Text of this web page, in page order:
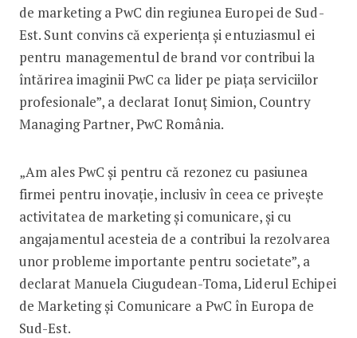
de marketing a PwC din regiunea Europei de Sud-
Est. Sunt convins că experienţa şi entuziasmul ei
pentru managementul de brand vor contribui la
întărirea imaginii PwC ca lider pe piaţa serviciilor
profesionale”, a declarat Ionuţ Simion, Country
Managing Partner, PwC România.
„Am ales PwC şi pentru că rezonez cu pasiunea
firmei pentru inovaţie, inclusiv în ceea ce priveşte
activitatea de marketing şi comunicare, şi cu
angajamentul acesteia de a contribui la rezolvarea
unor probleme importante pentru societate”, a
declarat Manuela Ciugudean-Toma, Liderul Echipei
de Marketing şi Comunicare a PwC în Europa de
Sud-Est.